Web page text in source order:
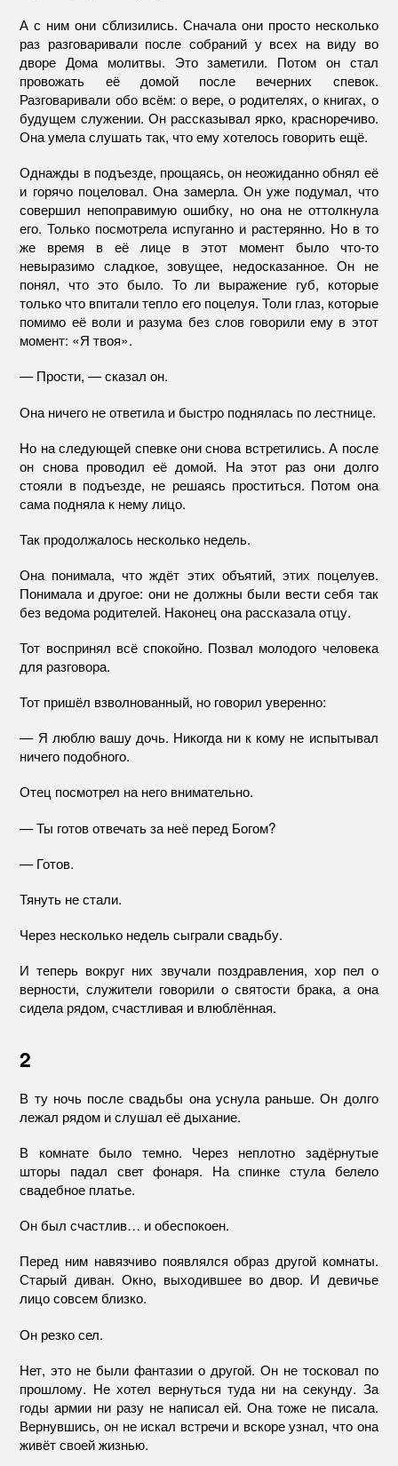
А с ним они сблизились. Сначала они просто несколько
раз разговаривали после собраний у всех на виду во
дворе Дома молитвы. Это заметили. Потом он стал
провожать её домой после вечерних спевок.
Разговаривали обо всём: о вере, о родителях, о книгах, о
будущем служении. Он рассказывал ярко, красноречиво.
Она умела слушать так, что ему хотелось говорить ещё.
Однажды в подъезде, прощаясь, он неожиданно обнял её
и горячо поцеловал. Она замерла. Он уже подумал, что
совершил непоправимую ошибку, но она не оттолкнула
его. Только посмотрела испуганно и растерянно. Но в то
же время в её лице в этот момент было что-то
невыразимо сладкое, зовущее, недосказанное. Он не
понял, что это было. То ли выражение губ, которые
только что впитали тепло его поцелуя. Толи глаз, которые
помимо её воли и разума без слов говорили ему в этот
момент: «Я твоя».
— Прости, — сказал он.
Она ничего не ответила и быстро поднялась по лестнице.
Но на следующей спевке они снова встретились. А после
он снова проводил её домой. На этот раз они долго
стояли в подъезде, не решаясь проститься. Потом она
сама подняла к нему лицо.
Так продолжалось несколько недель.
Она понимала, что ждёт этих объятий, этих поцелуев.
Понимала и другое: они не должны были вести себя так
без ведома родителей. Наконец она рассказала отцу.
Тот воспринял всё спокойно. Позвал молодого человека
для разговора.
Тот пришёл взволнованный, но говорил уверенно:
— Я люблю вашу дочь. Никогда ни к кому не испытывал
ничего подобного.
Отец посмотрел на него внимательно.
— Ты готов отвечать за неё перед Богом?
— Готов.
Тянуть не стали.
Через несколько недель сыграли свадьбу.
И теперь вокруг них звучали поздравления, хор пел о
верности, служители говорили о святости брака, а она
сидела рядом, счастливая и влюблённая.
2
В ту ночь после свадьбы она уснула раньше. Он долго
лежал рядом и слушал её дыхание.
В комнате было темно. Через неплотно задёрнутые
шторы падал свет фонаря. На спинке стула белело
свадебное платье.
Он был счастлив… и обеспокоен.
Перед ним навязчиво появлялся образ другой комнаты.
Старый диван. Окно, выходившее во двор. И девичье
лицо совсем близко.
Он резко сел.
Нет, это не были фантазии о другой. Он не тосковал по
прошлому. Не хотел вернуться туда ни на секунду. За
годы армии ни разу не написал ей. Она тоже не писала.
Вернувшись, он не искал встречи и вскоре узнал, что она
живёт своей жизнью.